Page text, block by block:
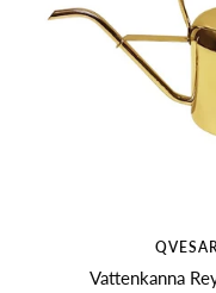
Vattenkanna